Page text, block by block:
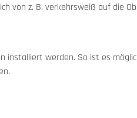
von z. B. verkehrsweiß auf
werden. So ist es